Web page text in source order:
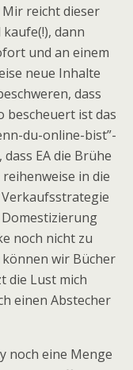
reicht dieser
dann
und an einem
neue Inhalte
dass
bescheuert ist das
du-online-bist”-
EA die Brühe
in die
noch nicht zu
wir Bücher
die Lust mich
einen Abstecher
noch eine Menge